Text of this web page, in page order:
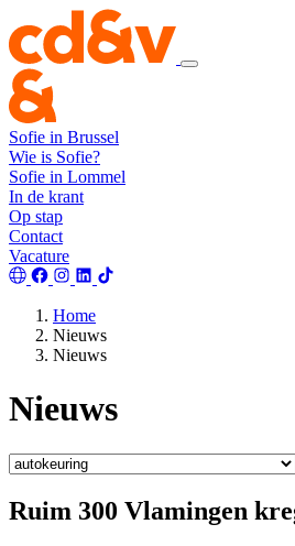
Sofie in Brussel
Wie is Sofie?
Sofie in Lommel
In de krant
Op stap
Contact
Vacature
Home
Nieuws
Nieuws
Nieuws
Ruim 300 Vlamingen